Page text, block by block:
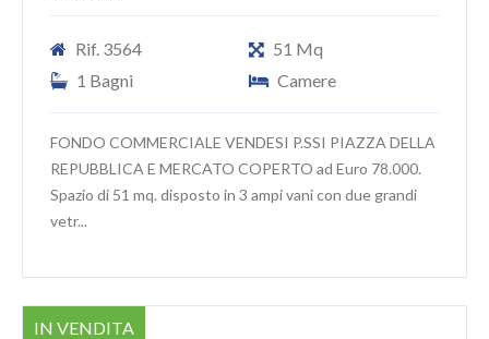
Rif. 3564
51 Mq
1 Bagni
Camere
FONDO COMMERCIALE VENDESI P.SSI PIAZZA DELLA
REPUBBLICA E MERCATO COPERTO ad Euro 78.000.
Spazio di 51 mq. disposto in 3 ampi vani con due grandi
vetr...
IN VENDITA